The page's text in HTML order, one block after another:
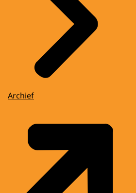
Archief